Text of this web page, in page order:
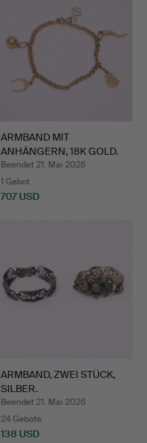
ARMBAND MIT
ANHÄNGERN, 18K GOLD.
Beendet 21. Mai 2026
1 Gebot
707 USD
ARMBAND, ZWEI STÜCK,
SILBER.
Beendet 21. Mai 2026
24 Gebote
138 USD